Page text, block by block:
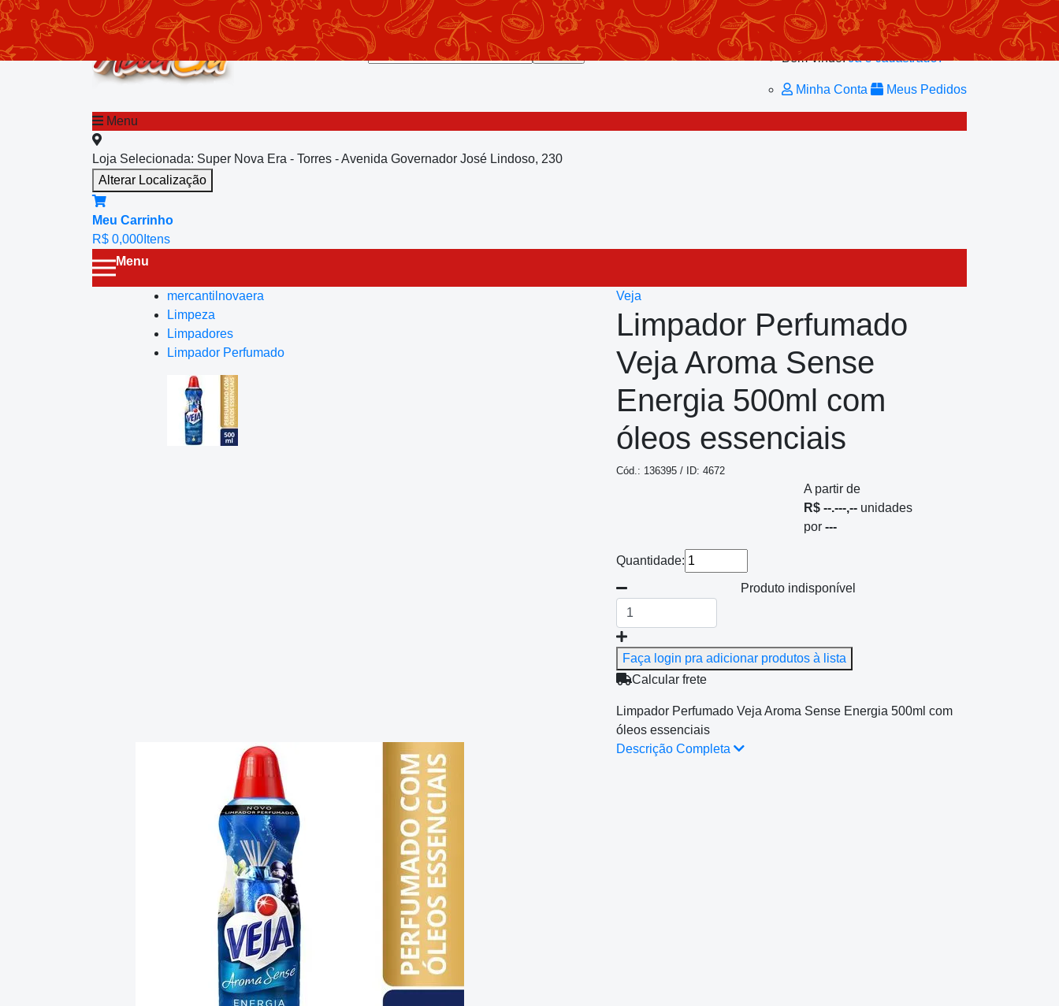
Repetir Pedido
Minha Conta
Bem-vindo!Já é cadastrado?
Minha Conta Meus Pedidos
Menu
Loja Selecionada: Super Nova Era - Torres - Avenida Governador José Lindoso, 230
Alterar Localização
Meu Carrinho
R$ 0,000 Itens
Menu
mercantilnovaera
Limpeza
Limpadores
Limpador Perfumado
Veja
Limpador Perfumado
Veja Aroma Sense
Energia 500ml com
óleos essenciais
Cód.: 136395 / ID: 4672
A partir de
R$ --.---,--unidades
por ---
Quantidade:
Produto indisponível
Faça login pra adicionar produtos à lista
Calcular frete
Limpador Perfumado Veja Aroma Sense Energia 500ml com
óleos essenciais
Descrição Completa